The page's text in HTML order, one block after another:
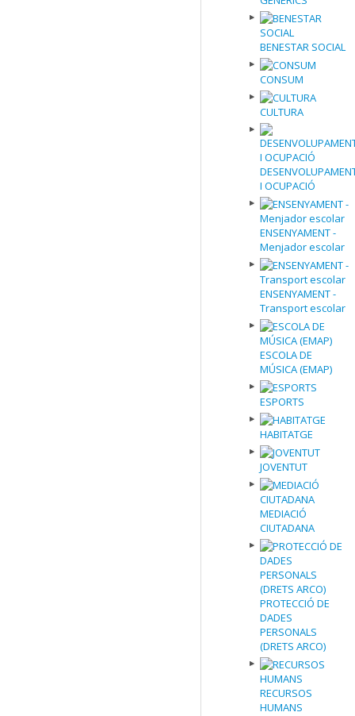
BENESTAR SOCIAL
CONSUM
CULTURA
I OCUPACIÓ
ENSENYAMENT -
Menjador escolar
ENSENYAMENT -
Transport escolar
ESCOLA DE
MÚSICA (EMAP)
ESPORTS
HABITATGE
JOVENTUT
MEDIACIÓ
CIUTADANA
PROTECCIÓ DE
DADES
PERSONALS
(DRETS ARCO)
RECURSOS
HUMANS